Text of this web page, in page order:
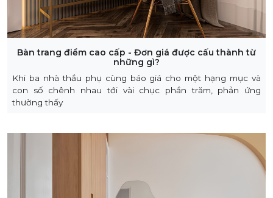
Bàn trang điểm cao cấp - Đơn giá được cấu thành từ
những gì?
Khi ba nhà thầu phụ cùng báo giá cho một hạng mục và
con số chênh nhau tới vài chục phần trăm, phản ứng
thường thấy